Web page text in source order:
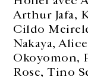
Arthur Jafa,
Cildo
Nakaya,
Okoyomon,
Rose, Tino